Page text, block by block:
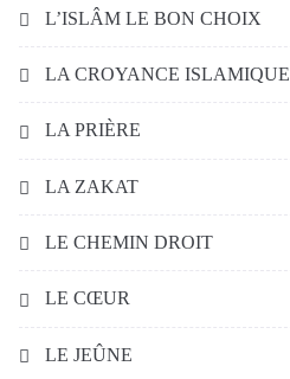
L’ISLÂM LE BON CHOIX
LA CROYANCE ISLAMIQUE
LA PRIÈRE
LA ZAKAT
LE CHEMIN DROIT
LE CŒUR
LE JEÛNE